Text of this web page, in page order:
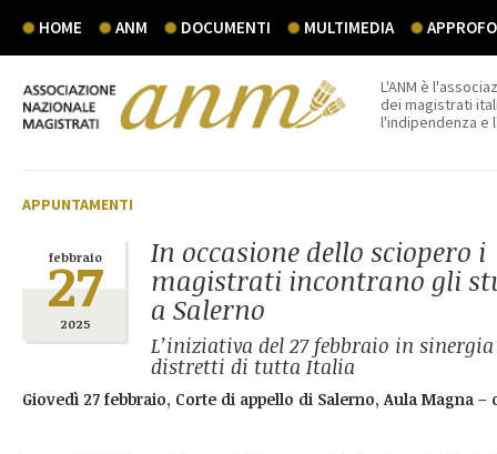
HOME ANM DOCUMENTI MULTIMEDIA
L'ANM è
dei magistrati
l'indipendenza e
APPUNTAMENTI
febbraio
27
2025
In occasione dello sciopero i
magistrati incontrano gli
a Salerno
L’iniziativa del 27 febbraio in
distretti di tutta Italia
Giovedì 27 febbraio, Corte di appello di Salerno, Aula Magna –